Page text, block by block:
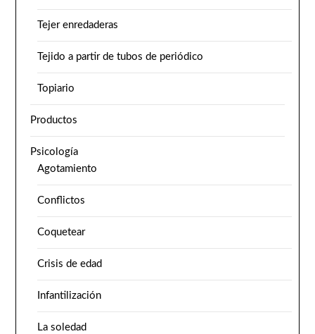
Tejer enredaderas
Tejido a partir de tubos de periódico
Topiario
Productos
Psicología
Agotamiento
Conflictos
Coquetear
Crisis de edad
Infantilización
La soledad